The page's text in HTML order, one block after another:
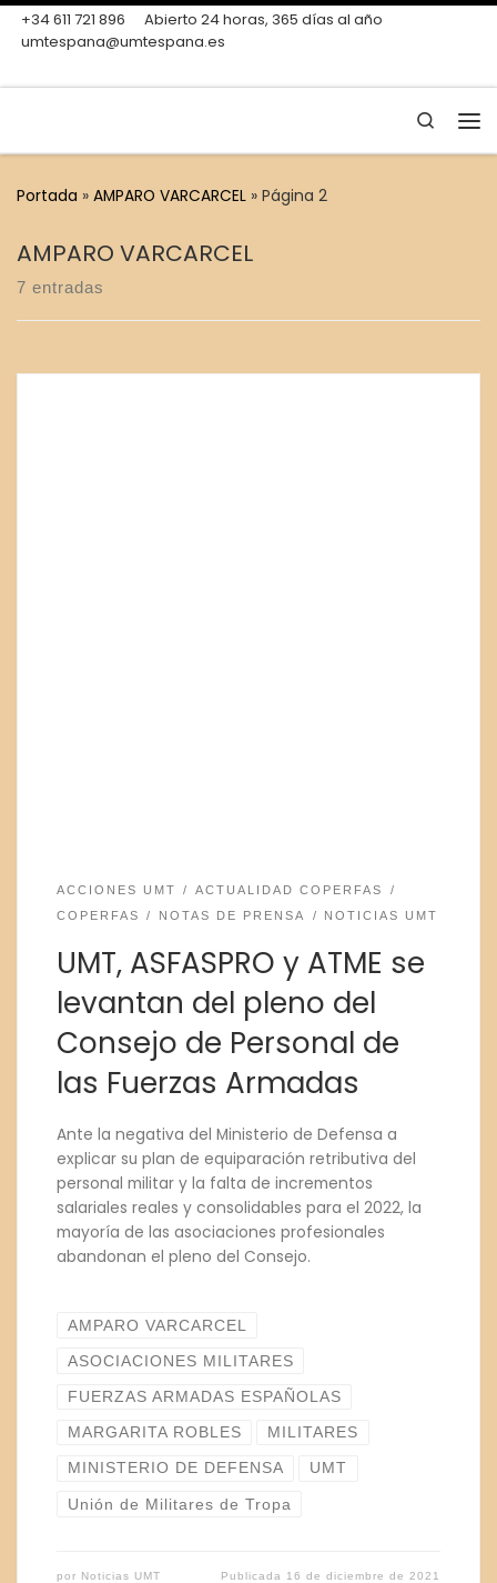
Skip to content
+34 611 721 896
Abierto 24 horas, 365 días al año
umtespana@umtespana.es
Search
Portada » AMPARO VARCARCEL » Página 2
AMPARO VARCARCEL
7 entradas
ACCIONES UMT
ACTUALIDAD COPERFAS
COPERFAS
NOTAS DE PRENSA NOTICIAS UMT
UMT, ASFASPRO y ATME se
levantan del pleno del
Consejo de Personal de
las Fuerzas Armadas
Ante la negativa del Ministerio de Defensa a
explicar su plan de equiparación retributiva del
personal militar y la falta de incrementos
salariales reales y consolidables para el 2022, la
mayoría de las asociaciones profesionales
abandonan el pleno del Consejo.
AMPARO VARCARCEL
ASOCIACIONES MILITARES
FUERZAS ARMADAS ESPAÑOLAS
MARGARITA ROBLES MILITARES
MINISTERIO DE DEFENSA UMT
Unión de Militares de Tropa
por Noticias UMT Publicada 16 de diciembre de 2021